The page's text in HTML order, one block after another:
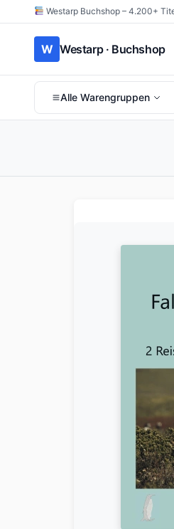
Westarp Buchshop – 4.200+
W Westarp · Buchshop
Alle Warengruppen